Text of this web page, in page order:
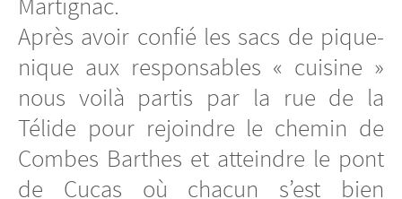
Après avoir confié les sacs de pique-
nique aux responsables « cuisine »
nous voilà partis par la rue de la
Télide pour rejoindre le chemin de
Combes Barthes et atteindre le pont
de Cucas où chacun s’est bien